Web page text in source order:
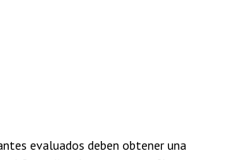
evaluados deben obtener una